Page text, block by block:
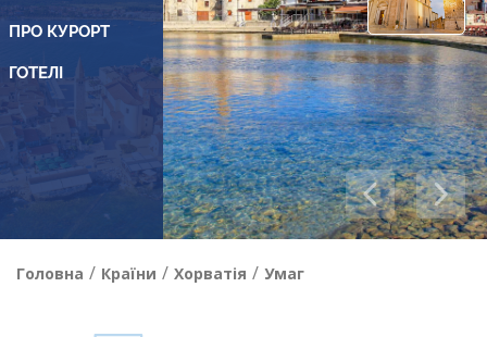
ПРО КУРОРТ
Головна / Країни / Хорватія / Умаг